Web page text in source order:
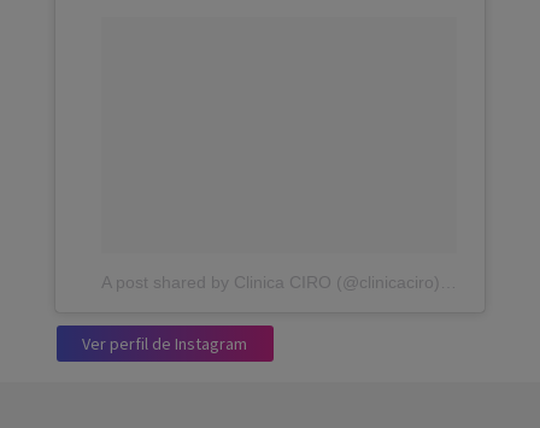
A post shared by Clinica CIRO (@clinicaciro)
on
Ver perfil de Instagram